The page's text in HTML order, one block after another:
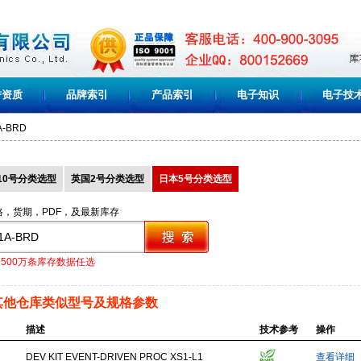
质 品牌索引 产品索引 电子知识 电子技
BRD
号分类选型 英国2号分类选型 日本5号分类选型
，货期，PDF，及最新库存
万条库存数据任选
他仓库类似型号及规格参数
描述 技术参考 操作
DEV KIT EVENT-DRIVEN PROC XS1-L1 查看详细